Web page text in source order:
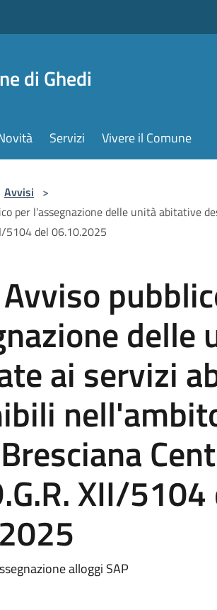
di Ghedi
Servizi Vivere il Comune
Avvisi >
per l'assegnazione delle unità abitative
5104 del 06.10.2025
delle
ai servizi
XII/5104
alloggi SAP